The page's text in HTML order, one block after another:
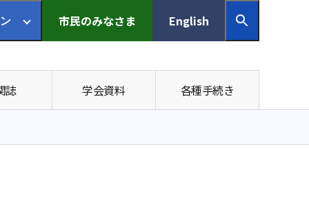
市民のみなさま English
誌 学会資料 各種手続き